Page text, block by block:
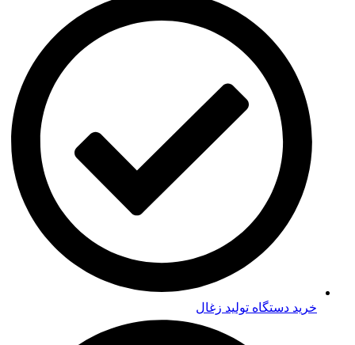
خرید دستگاه تولید زغال